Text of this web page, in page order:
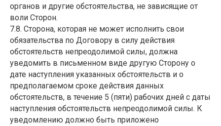
органов и другие обстоятельства, не зависящие от
воли Сторон.
7.8. Сторона, которая не может исполнить свои
обязательства по Договору в силу действия
обстоятельств непреодолимой силы, должна
уведомить в письменном виде другую Сторону о
дате наступления указанных обстоятельств и о
предполагаемом сроке действия данных
обстоятельств, в течение 5 (пяти) рабочих дней с даты
наступления обстоятельств непреодолимой силы. К
уведомлению должно быть приложено